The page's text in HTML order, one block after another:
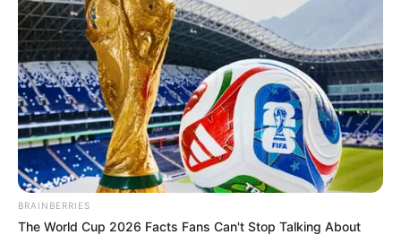
BRAINBERRIES
The World Cup 2026 Facts Fans Can't Stop Talking About